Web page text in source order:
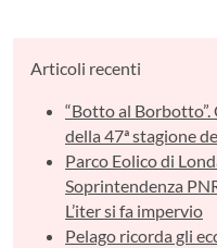
Articoli recenti
“Botto al Borbotto”.
della 47ª stagione
Parco Eolico di
Soprintendenza
L’iter si fa impervio
Pelago ricorda gli